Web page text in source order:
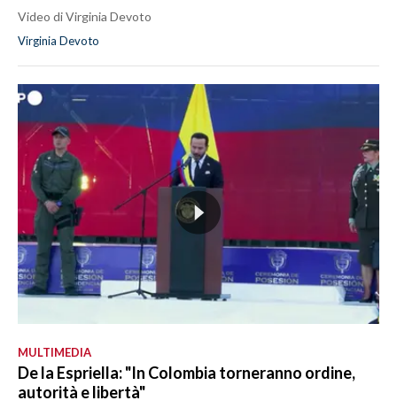
Video di Virginia Devoto
Virginia Devoto
MULTIMEDIA
De la Espriella: "In Colombia torneranno ordine,
autorità e libertà"